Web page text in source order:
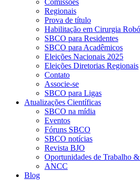
Comissões
Regionais
Prova de título
Habilitação em Cirurgia
SBCO para Residentes
SBCO para Acadêmicos
Eleições Nacionais 2025
Eleições Diretorias Regionais
Contato
Associe-se
SBCO para Ligas
Atualizações Científicas
SBCO na mídia
Eventos
Fóruns SBCO
SBCO notícias
Revista BJO
Oportunidades de Trabalho
ANCC
Blog